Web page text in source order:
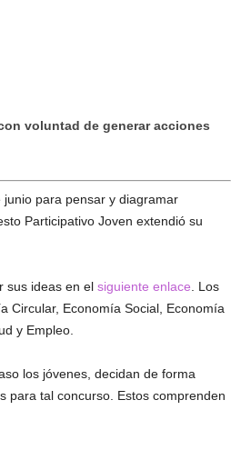
voluntad de generar acciones
para pensar y diagramar
Participativo Joven extendió su
sus ideas en el siguiente enlace . Los
Circular, Economía Social, Economía
y Empleo.
los jóvenes, decidan de forma
para tal concurso. Estos comprenden